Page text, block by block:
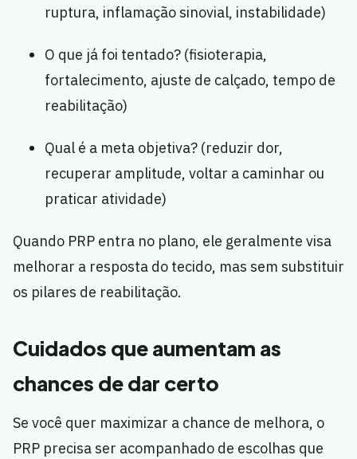
ruptura, inflamação sinovial, instabilidade)
O que já foi tentado? (fisioterapia,
fortalecimento, ajuste de calçado, tempo de
reabilitação)
Qual é a meta objetiva? (reduzir dor,
recuperar amplitude, voltar a caminhar ou
praticar atividade)
Quando PRP entra no plano, ele geralmente visa
melhorar a resposta do tecido, mas sem substituir
os pilares de reabilitação.
Cuidados que aumentam as
chances de dar certo
Se você quer maximizar a chance de melhora, o
PRP precisa ser acompanhado de escolhas que